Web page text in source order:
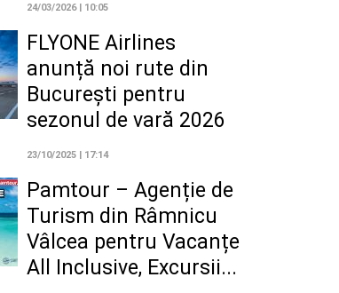
24/03/2026 | 10:05
FLYONE Airlines
anunță noi rute din
București pentru
sezonul de vară 2026
23/10/2025 | 17:14
Pamtour – Agenție de
Turism din Râmnicu
Vâlcea pentru Vacanțe
All Inclusive, Excursii...